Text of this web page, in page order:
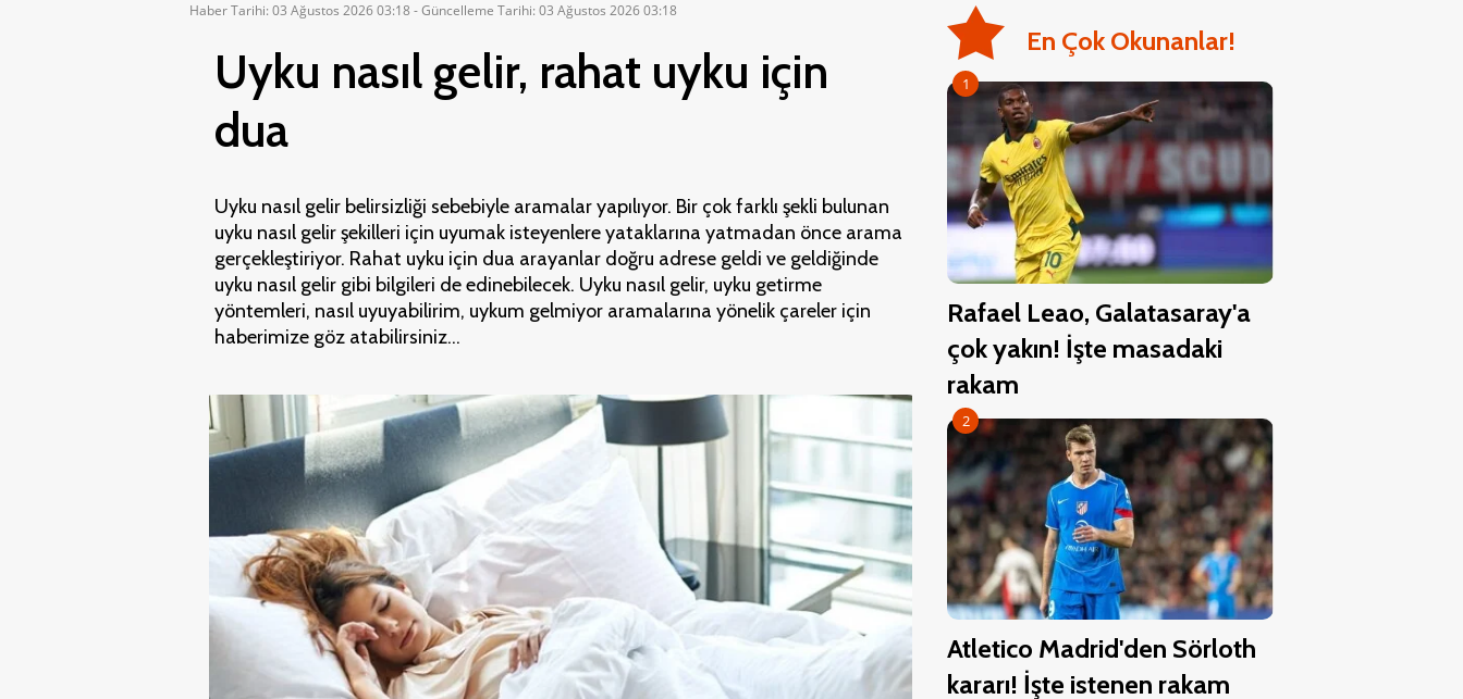
Haber Tarihi: 03 Ağustos 2026 03:18 - Güncelleme Tarihi: 03 Ağustos 2026 03:18
Uyku nasıl gelir, rahat uyku için
dua
Uyku nasıl gelir belirsizliği sebebiyle aramalar yapılıyor. Bir çok farklı şekli bulunan
uyku nasıl gelir şekilleri için uyumak isteyenlere yataklarına yatmadan önce arama
gerçekleştiriyor. Rahat uyku için dua arayanlar doğru adrese geldi ve geldiğinde
uyku nasıl gelir gibi bilgileri de edinebilecek. Uyku nasıl gelir, uyku getirme
yöntemleri, nasıl uyuyabilirim, uykum gelmiyor aramalarına yönelik çareler için
haberimize göz atabilirsiniz...
En Çok Okunanlar!
1
Rafael Leao, Galatasaray'a
çok yakın! İşte masadaki
rakam
2
Atletico Madrid'den Sörloth
kararı! İşte istenen rakam